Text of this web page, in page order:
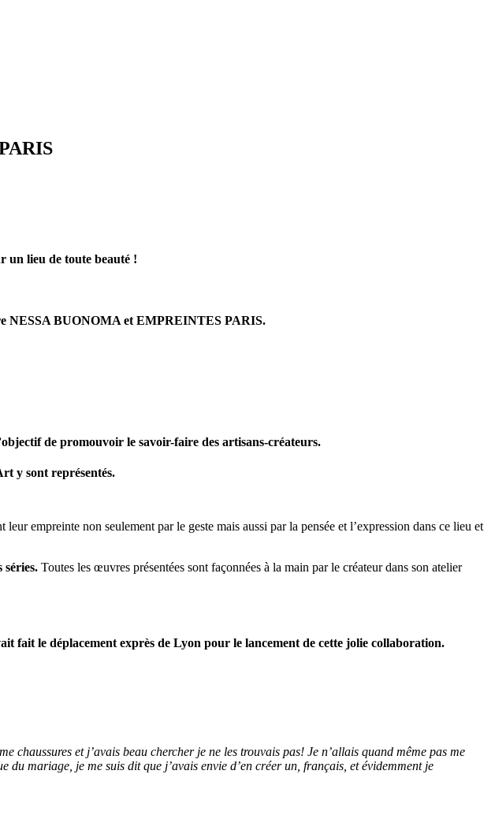
un lieu de toute beauté !
NESSA BUONOMA et EMPREINTES PARIS.
de promouvoir le savoir-faire des artisans-créateurs.
y sont représentés.
leur empreinte non seulement par le geste mais aussi par la pensée et l’expression dans ce lieu et
séries. Toutes les œuvres présentées sont façonnées à la main par le créateur dans son atelier
fait le déplacement exprès de Lyon pour le lancement de cette jolie collaboration.
chaussures et j’avais beau chercher je ne les trouvais pas! Je n’allais quand même pas me
mariage, je me suis dit que j’avais envie d’en créer un, français, et évidemment je